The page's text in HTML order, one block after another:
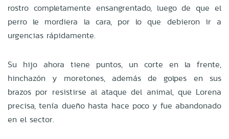
rostro completamente ensangrentado, luego de que el
perro le mordiera la cara, por lo que debieron ir a
urgencias rápidamente.
Su hijo ahora tiene puntos, un corte en la frente,
hinchazón y moretones, además de golpes en sus
brazos por resistirse al ataque del animal, que Lorena
precisa, tenía dueño hasta hace poco y fue abandonado
en el sector.